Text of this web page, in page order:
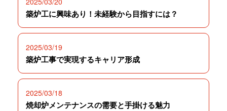
築炉工に興味あり！未経験から目指すには？
2025/03/19
築炉工事で実現するキャリア形成
2025/03/18
焼却炉メンテナンスの需要と手掛ける魅力